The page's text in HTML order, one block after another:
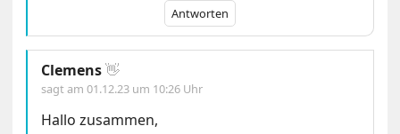
Antworten
Clemens👋
sagt am01.12.23 um 10:26 Uhr
Hallo zusammen,